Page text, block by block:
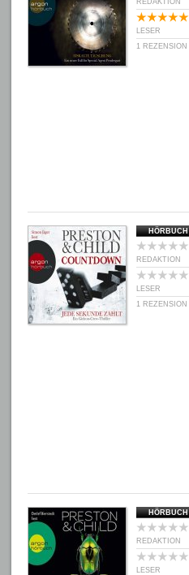
REDAKTION
LESER
1 REZENSION
HÖRBUCH
REDAKTION
LESER
1 REZENSION
HÖRBUCH
REDAKTION
LESER